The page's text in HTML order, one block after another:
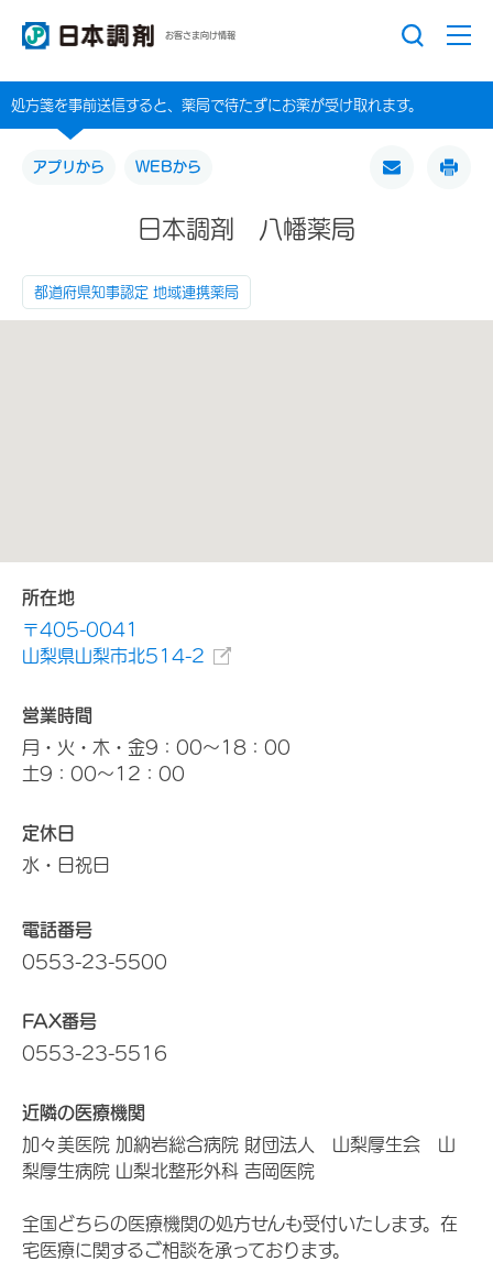
お客さま向け情報
処方箋を事前送信すると、薬局で待たずにお薬が受け取れます。
アプリから WEBから
日本調剤 八幡薬局
都道府県知事認定 地域連携薬局
所在地
〒405-0041
山梨県山梨市北514-2
営業時間
月・火・木・金9：00～18：00
土9：00～12：00
定休日
水・日祝日
電話番号
0553-23-5500
FAX番号
0553-23-5516
近隣の医療機関
加々美医院 加納岩総合病院 財団法人 山梨厚生会 山
梨厚生病院 山梨北整形外科 吉岡医院
全国どちらの医療機関の処方せんも受付いたします。在
宅医療に関するご相談を承っております。